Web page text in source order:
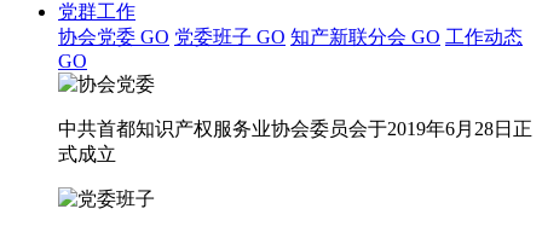
党群工作
协会党委 GO 党委班子 GO 知产新联分会 GO 工作动态
GO
中共首都知识产权服务业协会委员会于2019年6月28日正
式成立